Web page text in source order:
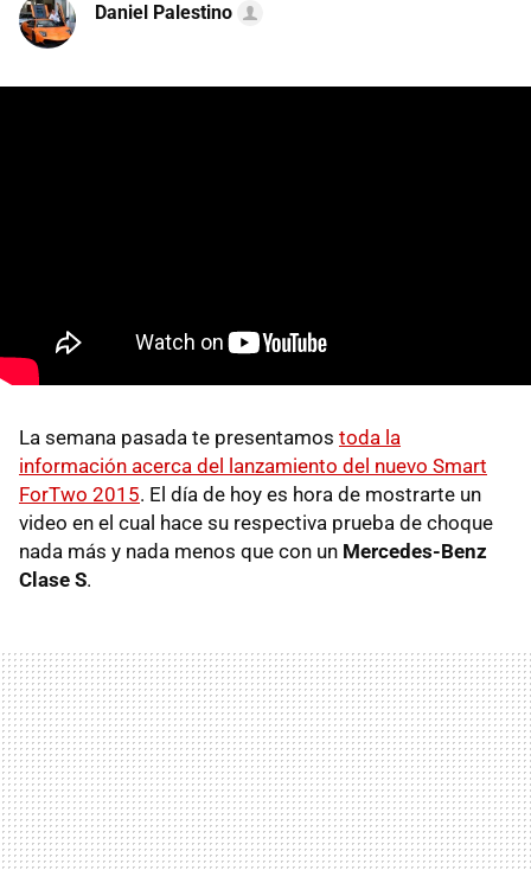
Daniel Palestino
La semana pasada te presentamos toda la
información acerca del lanzamiento del nuevo Smart
ForTwo 2015. El día de hoy es hora de mostrarte un
video en el cual hace su respectiva prueba de choque
nada más y nada menos que con un Mercedes-Benz
Clase S.